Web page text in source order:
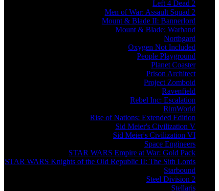
Left 4 Dead 2
Men of War: Assault Squad 2
Mount & Blade II: Bannerlord
Mount & Blade: Warband
Northgard
Oxygen Not Included
People Playground
Planet Coaster
Prison Architect
Project Zomboid
Ravenfield
Rebel Inc: Escalation
RimWorld
Rise of Nations: Extended Edition
Sid Meier's Civilization V
Sid Meier's Civilization VI
Space Engineers
STAR WARS Empire at War: Gold Pack
STAR WARS Knights of the Old Republic II: The Sith Lords
Starbound
Steel Division 2
Stellaris